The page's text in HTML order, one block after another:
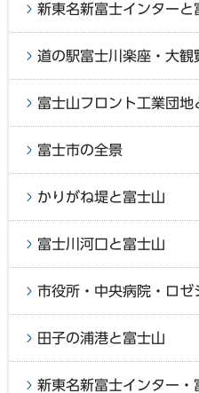
新東名新富士インターと
道の駅富士川楽座・大観
富士山フロント工業団地
富士市の全景
かりがね堤と富士山
富士川河口と富士山
市役所・中央病院・ロゼ
田子の浦港と富士山
新東名新富士インター・